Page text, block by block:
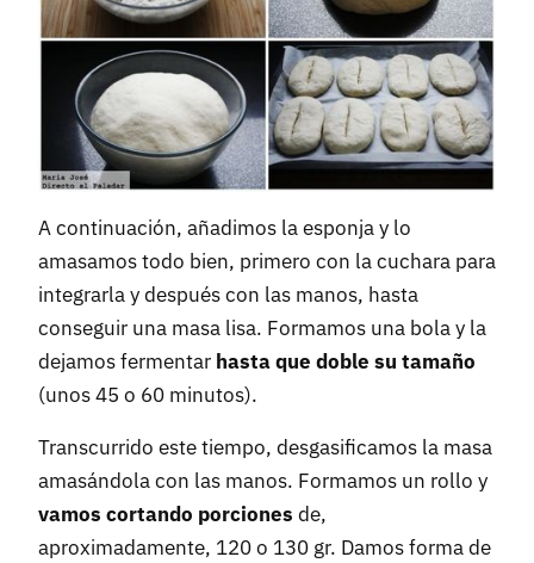
A continuación, añadimos la esponja y lo
amasamos todo bien, primero con la cuchara para
integrarla y después con las manos, hasta
conseguir una masa lisa. Formamos una bola y la
dejamos fermentar hasta que doble su tamaño
(unos 45 o 60 minutos).
Transcurrido este tiempo, desgasificamos la masa
amasándola con las manos. Formamos un rollo y
vamos cortando porciones de,
aproximadamente, 120 o 130 gr. Damos forma de